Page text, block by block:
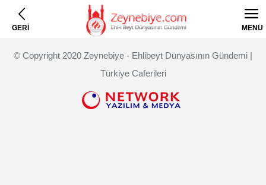
GERİ MENÜ
© Copyright 2020 Zeynebiye - Ehlibeyt Dünyasının Gündemi |
Türkiye Caferileri